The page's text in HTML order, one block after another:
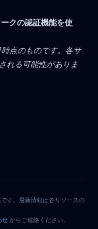
クの認証機能を使
点のものです。各サ
れる可能性がありま
す。最新情報は各リソースの
せ からご連絡ください。